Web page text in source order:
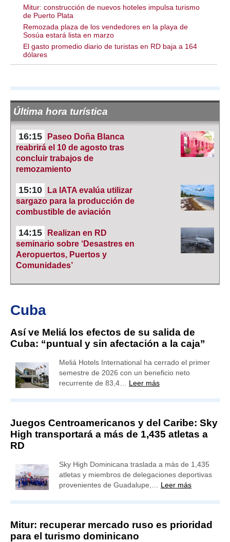
Mitur: construcción de nuevos hoteles impulsa turismo
de Puerto Plata
Remozada plaza de los vendedores en la playa de
Sosúa estará lista en marzo
El gasto promedio diario de turistas en RD baja a 164
dólares
Última hora turística
16:15
Paseo Doña Blanca
reabrirá el 10 de agosto tras
concluir trabajos de
remozamiento
15:10
La IATA evalúa utilizar
sargazo para la producción de
combustible de aviación
14:15
Realizan en RD
seminario sobre ‘Desastres en
Aeropuertos, Puertos y
Comunidades’
Cuba
Así ve Meliá los efectos de su salida de
Cuba: “puntual y sin afectación a la caja”
Meliá Hotels International ha cerrado el primer
semestre de 2026 con un beneficio neto
recurrente de 83,4… Leer más
Juegos Centroamericanos y del Caribe: Sky
High transportará a más de 1,435 atletas a
RD
Sky High Dominicana traslada a más de 1,435
atletas y miembros de delegaciones deportivas
provenientes de Guadalupe,… Leer más
Mitur: recuperar mercado ruso es prioridad
para el turismo dominicano